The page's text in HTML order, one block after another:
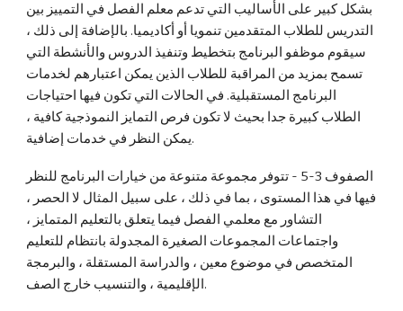
بشكل كبير على الأساليب التي تدعم معلم الفصل في التمييز بين
التدريس للطلاب المتقدمين تنمويا أو أكاديميا. بالإضافة إلى ذلك ،
سيقوم موظفو البرنامج بتخطيط وتنفيذ الدروس والأنشطة التي
تسمح بمزيد من المراقبة للطلاب الذين يمكن اعتبارهم لخدمات
البرنامج المستقبلية. في الحالات التي تكون فيها احتياجات
الطلاب كبيرة جدا بحيث لا تكون فرص التمايز النموذجية كافية ،
يمكن النظر في خدمات إضافية.
الصفوف 3-5 - تتوفر مجموعة متنوعة من خيارات البرنامج للنظر
فيها في هذا المستوى ، بما في ذلك ، على سبيل المثال لا الحصر ،
التشاور مع معلمي الفصل فيما يتعلق بالتعليم المتمايز ،
واجتماعات المجموعات الصغيرة المجدولة بانتظام للتعليم
المتخصص في موضوع معين ، والدراسة المستقلة ، والبرمجة
الإقليمية ، والتنسيب خارج الصف.